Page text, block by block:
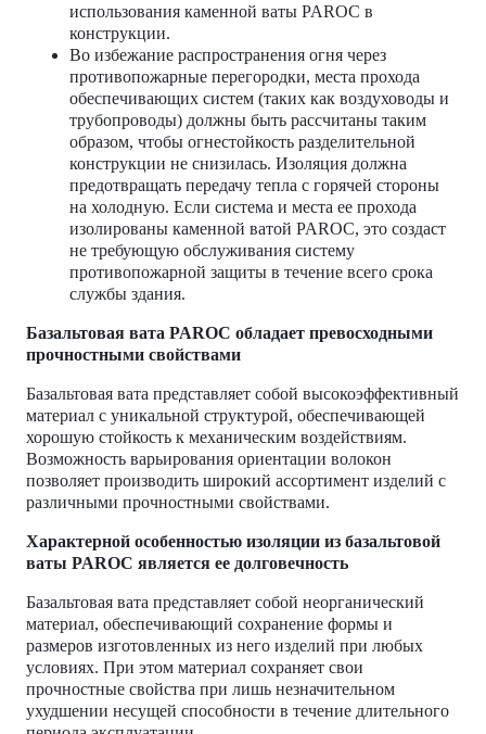
использования каменной ваты PAROC в
конструкции.
Во избежание распространения огня через
противопожарные перегородки, места прохода
обеспечивающих систем (таких как воздуховоды и
трубопроводы) должны быть рассчитаны таким
образом, чтобы огнестойкость разделительной
конструкции не снизилась. Изоляция должна
предотвращать передачу тепла с горячей стороны
на холодную. Если система и места ее прохода
изолированы каменной ватой PAROC, это создаст
не требующую обслуживания систему
противопожарной защиты в течение всего срока
службы здания.
Базальтовая вата PAROC обладает превосходными
прочностными свойствами
Базальтовая вата представляет собой высокоэффективный
материал с уникальной структурой, обеспечивающей
хорошую стойкость к механическим воздействиям.
Возможность варьирования ориентации волокон
позволяет производить широкий ассортимент изделий с
различными прочностными свойствами.
Характерной особенностью изоляции из базальтовой
ваты PAROC является ее долговечность
Базальтовая вата представляет собой неорганический
материал, обеспечивающий сохранение формы и
размеров изготовленных из него изделий при любых
условиях. При этом материал сохраняет свои
прочностные свойства при лишь незначительном
ухудшении несущей способности в течение длительного